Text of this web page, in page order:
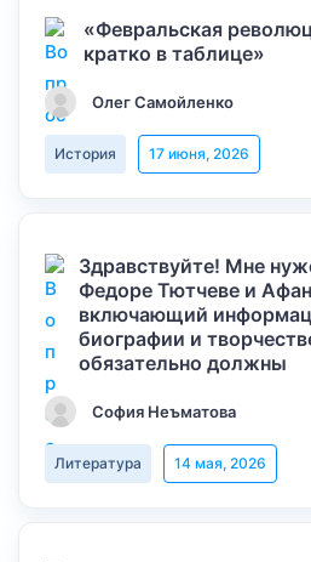
«Февральская
кратко в таблице»
Олег Самойленко
История 17 июня, 2026
Здравствуйте! Мне
Федоре Тютчеве и
включающий
биографии и
обязательно должны
София Неъматова
Литература 14 мая, 2026